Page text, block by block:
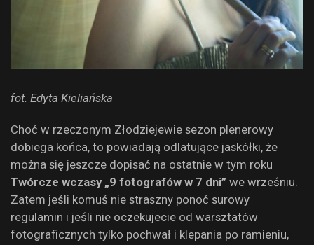
fot. Edyta Kieliańska
Choć w rzeczonym Złodziejewie sezon plenerowy
dobiega końca, to powiadają odlatujące jaskółki, że
można się jeszcze dopisać na ostatnie w tym roku
Twórcze wczasy „9 fotografów w 7 dni” we wrześniu.
Zatem jeśli komuś nie straszny ponoć surowy
regulamin i jeśli nie oczekujecie od warsztatów
fotograficznych tylko pochwał i klepania po ramieniu,